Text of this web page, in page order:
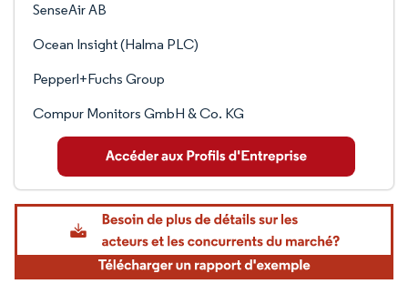
SenseAir AB
Ocean Insight (Halma PLC)
Pepperl+Fuchs Group
Compur Monitors GmbH & Co. KG